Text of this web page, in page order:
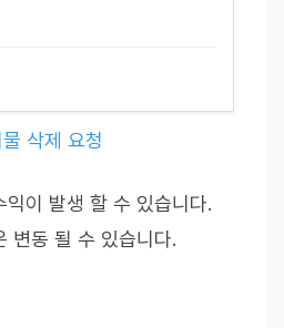
삭제 요청
이 발생 할 수 있습니다.
변동 될 수 있습니다.